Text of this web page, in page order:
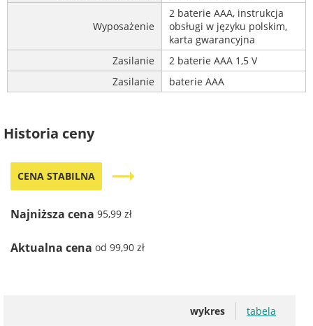
Wyposażenie
2 baterie AAA, instrukcja
obsługi w języku polskim,
karta gwarancyjna
Zasilanie
2 baterie AAA 1,5 V
Zasilanie
baterie AAA
Historia ceny
CENA STABILNA trending_flat
Najniższa cena 95,99 zł
Aktualna cena od 99,90 zł
wykres tabela